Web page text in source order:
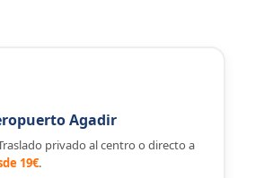
Agadir
privado al centro o directo a
19€.